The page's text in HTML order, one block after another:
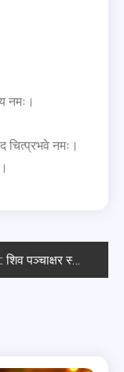
नमः।
चित्प्रभवे नमः।
शिव पञ्चाक्षर स्तोत्र